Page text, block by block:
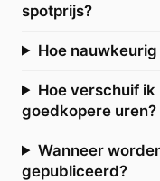
spotprijs?
Hoe
Hoe verschuif
goedkopere uren?
Wanneer
gepubliceerd?